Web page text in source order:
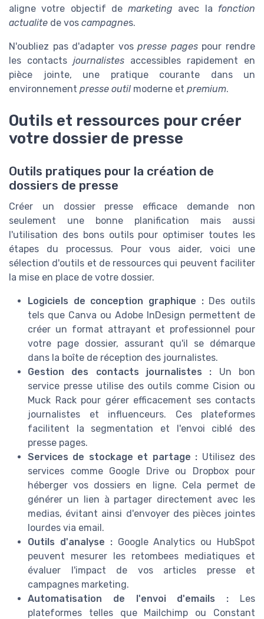
aligne votre objectif demarketing avec la fonction
actualite de vos campagnes.
N'oubliez pas d'adapter vospresse pagespour rendre
les contacts journalistes accessibles rapidement en
pièce jointe, une pratique courante dans un
environnement presse outil moderne et premium.
Outils et ressources pour créer
votre dossier de presse
Outils pratiques pour la création de
dossiers de presse
Créer un dossier presse efficace demande non
seulement une bonne planification mais aussi
l'utilisation des bons outils pour optimiser toutes les
étapes du processus. Pour vous aider, voici une
sélection d'outils et de ressources qui peuvent faciliter
la mise en place de votre dossier.
Logiciels de conception graphique :Des outils
tels que Canva ou Adobe InDesign permettent de
créer un format attrayant et professionnel pour
votre page dossier, assurant qu'il se démarque
dans la boîte de réception des journalistes.
Gestion des contacts journalistes : Un bon
service presse utilise des outils comme Cision ou
Muck Rack pour gérer efficacement ses contacts
journalistes et influenceurs. Ces plateformes
facilitent la segmentation et l'envoi ciblé des
presse pages.
Services de stockage et partage : Utilisez des
services comme Google Drive ou Dropbox pour
héberger vos dossiers en ligne. Cela permet de
générer un lien à partager directement avec les
medias, évitant ainsi d'envoyer des pièces jointes
lourdes via email.
Outils d'analyse :Google Analytics ou HubSpot
peuvent mesurer les retombees mediatiques et
évaluer l'impact de vos articles presse et
campagnes marketing.
Automatisation de l'envoi d'emails : Les
plateformes telles que Mailchimp ou Constant